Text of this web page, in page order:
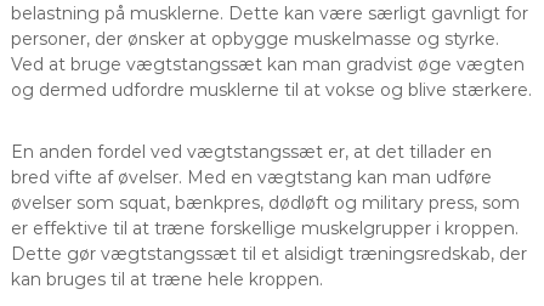
belastning på musklerne. Dette kan være særligt gavnligt for
personer, der ønsker at opbygge muskelmasse og styrke.
Ved at bruge vægtstangssæt kan man gradvist øge vægten
og dermed udfordre musklerne til at vokse og blive stærkere.
En anden fordel ved vægtstangssæt er, at det tillader en
bred vifte af øvelser. Med en vægtstang kan man udføre
øvelser som squat, bænkpres, dødløft og military press, som
er effektive til at træne forskellige muskelgrupper i kroppen.
Dette gør vægtstangssæt til et alsidigt træningsredskab, der
kan bruges til at træne hele kroppen.